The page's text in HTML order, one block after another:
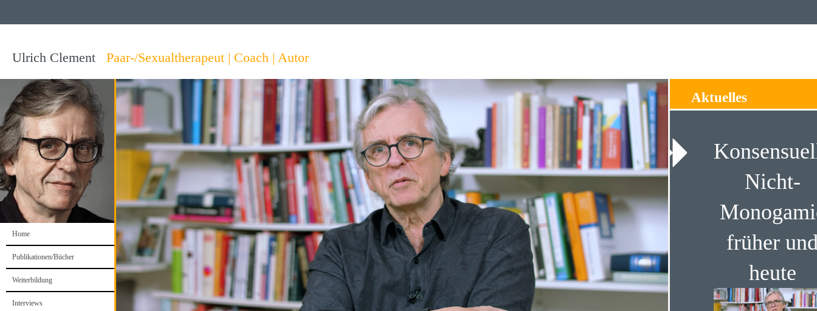
Ulrich Clement Paar-/Sexualtherapeut | Coach | Autor
Home
Publikationen/Bücher
Weiterbildung
Interviews
Aktuelles
Nicht-
früher
heute